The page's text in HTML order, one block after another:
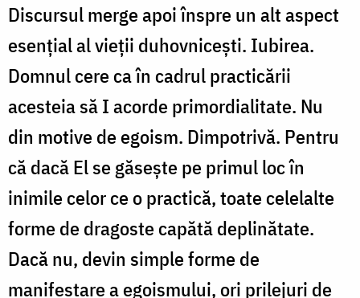
Discursul merge apoi înspre un alt aspect
esențial al vieții duhovnicești. Iubirea.
Domnul cere ca în cadrul practicării
acesteia să I acorde primordialitate. Nu
din motive de egoism. Dimpotrivă. Pentru
că dacă El se găsește pe primul loc în
inimile celor ce o practică, toate celelalte
forme de dragoste capătă deplinătate.
Dacă nu, devin simple forme de
manifestare a egoismului, ori prilejuri de